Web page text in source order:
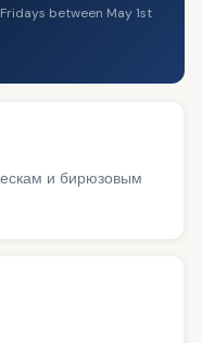
between May 1st
и бирюзовым